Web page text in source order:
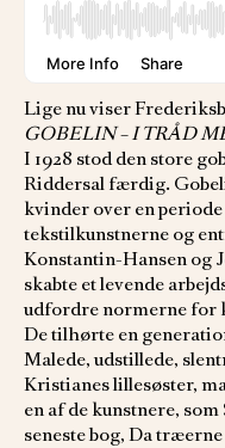
Lige nu viser
GOBELIN – I TRÅD
I 1928 stod den store
Riddersal færdig.
kvinder over en
tekstilkunstnerne og
Konstantin-Hansen og
skabte et levende
udfordre normerne for
De tilhørte en
Malede, udstillede,
Kristianes lillesøster,
en af de kunstnere,
seneste bog, Da